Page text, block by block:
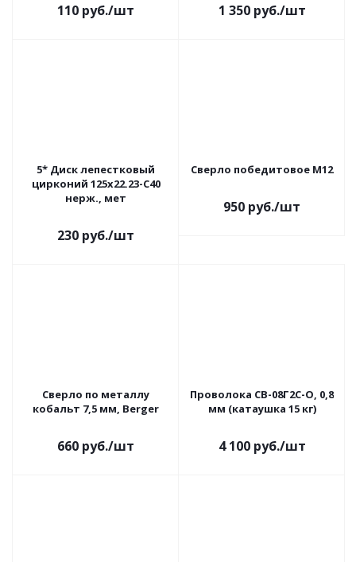
110 руб./шт 1 350руб./шт
5* Диск лепестковый
цирконий 125х22.23-C40
нерж., мет
230 руб./шт
Сверло победитовое М12
950 руб./шт
Сверло по металлу
кобальт 7,5 мм, Berger
660 руб./шт
Проволока СВ-08Г2С-О, 0,8
мм (катаушка 15 кг)
4 100руб./шт